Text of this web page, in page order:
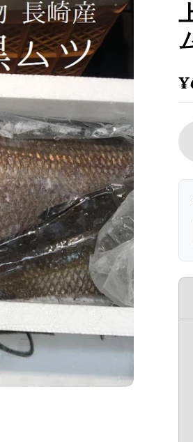
イド